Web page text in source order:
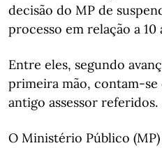
decisão do MP de
processo em relação a 10
Entre eles, segundo
primeira mão, contam-se
antigo assessor referidos.
O Ministério Público